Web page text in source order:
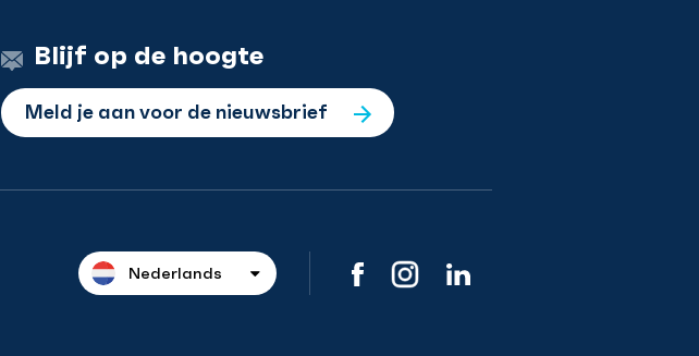
Blijf op de hoogte
Meld je aan voor de nieuwsbrief
Nederlands